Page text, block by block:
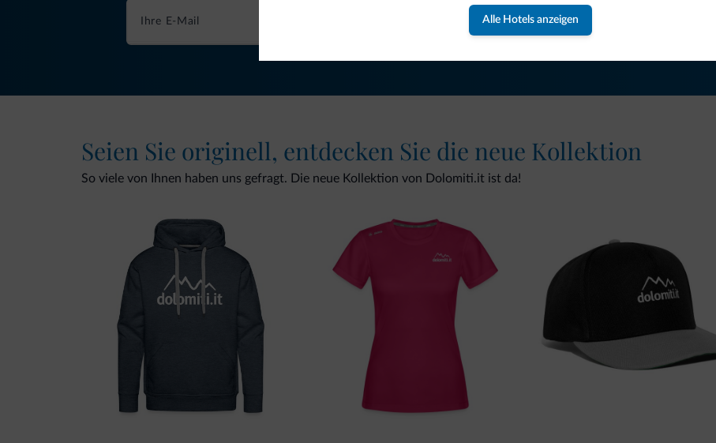
Alle Hotels anzeigen
NEWSLETTER ABONNIEREN
Seien Sie originell, entdecken Sie die neue Kollektion
So viele von Ihnen haben uns gefragt. Die neue Kollektion von Dolomiti.it ist da!